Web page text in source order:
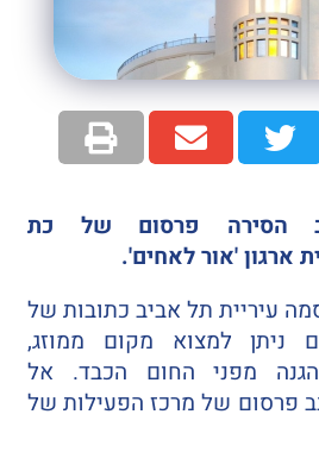
הסירה פרסום של כת
ארגון 'אור לאחים'.
עיריית תל אביב כתובות של
ניתן למצוא מקום ממוזג,
מפני החום הכבד. אל
פרסום של מרכז הפעילות של